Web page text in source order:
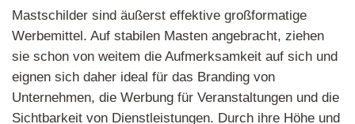
Mastschilder sind äußerst effektive großformatige
Werbemittel. Auf stabilen Masten angebracht, ziehen
sie schon von weitem die Aufmerksamkeit auf sich und
eignen sich daher ideal für das Branding von
Unternehmen, die Werbung für Veranstaltungen und die
Sichtbarkeit von Dienstleistungen. Durch ihre Höhe und